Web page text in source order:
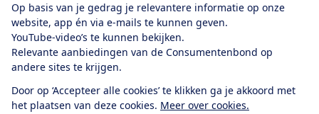
Op basis van je gedrag je relevantere informatie op onze
website, app én via e-mails te kunnen geven.
YouTube-video’s te kunnen bekijken.
Relevante aanbiedingen van de Consumentenbond op
andere sites te krijgen.
Door op ‘Accepteer alle cookies’ te klikken ga je akkoord met
het plaatsen van deze cookies. Meer over cookies.
Algemene Voorwaarden
Privacyverklaring
Cookiebeleid
Privacyvoorkeuren
Toegankelijkheid
RSS-feed nieuws
Facebook
TwitterInstagram
YoutubeLinkedIn
12.901consumentenbeoordelen de Consumentenbondmet gemiddeld